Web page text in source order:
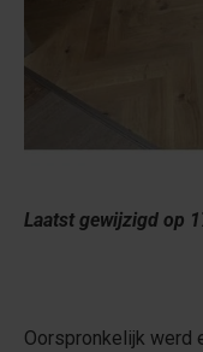
Laatst gewijzigd op
Oorspronkelijk werd